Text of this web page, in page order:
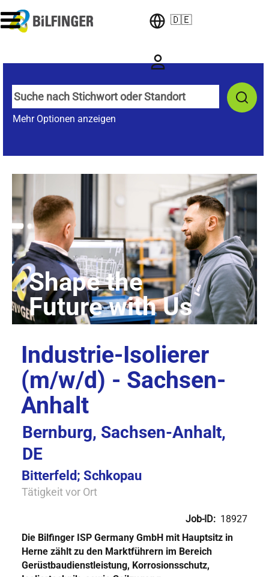
🇩🇪
Mehr Optionen anzeigen
Industrie-Isolierer
(m/w/d) - Sachsen-
Anhalt
Bernburg, Sachsen-Anhalt,
DE
Bitterfeld; Schkopau
Tätigkeit vor Ort
Job-ID: 18927
Die Bilfinger ISP Germany GmbH mit Hauptsitz in
Herne zählt zu den Marktführern im Bereich
Gerüstbaudienstleistung, Korrosionsschutz,